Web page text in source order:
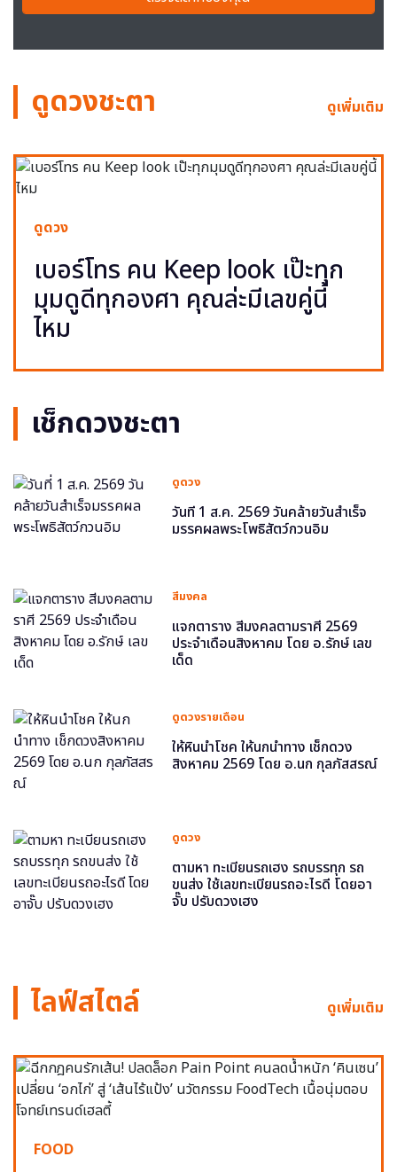
ดูดวงชะตา ดูเพิ่มเติม
ดูดวง
เบอร์โทร คน Keep look เป๊ะทุก
มุมดูดีทุกองศา คุณล่ะมีเลขคู่นี้
ไหม
เช็กดวงชะตา
ดูดวง
วันที่ 1 ส.ค. 2569 วันคล้ายวันสำเร็จ
มรรคผลพระโพธิสัตว์กวนอิม
สีมงคล
แจกตาราง สีมงคลตามราศี 2569
ประจำเดือนสิงหาคม โดย อ.รักษ์ เลข
เด็ด
ดูดวงรายเดือน
ให้หินนำโชค ให้นกนำทาง เช็กดวง
สิงหาคม 2569 โดย อ.นก กุลภัสสรณ์
ดูดวง
ตามหา ทะเบียนรถเฮง รถบรรทุก รถ
ขนส่ง ใช้เลขทะเบียนรถอะไรดี โดยอา
จั๊บ ปรับดวงเฮง
ไลฟ์สไตล์ ดูเพิ่มเติม
FOOD